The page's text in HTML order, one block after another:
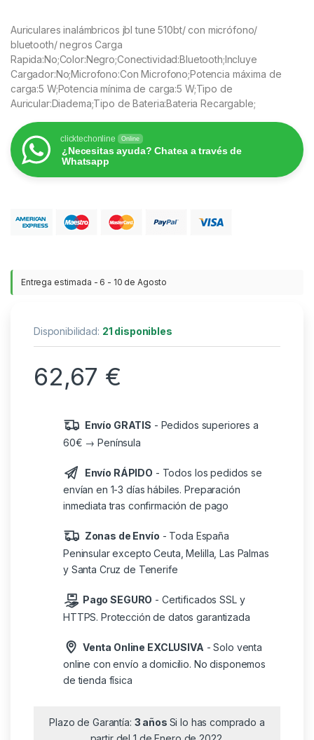
Auriculares inalámbricos jbl tune 510bt/ con micrófono/
bluetooth/ negros Carga
Rapida:No;Color:Negro;Conectividad:Bluetooth;Incluye
Cargador:No;Microfono:Con Microfono;Potencia máxima de
carga:5 W;Potencia mínima de carga:5 W;Tipo de
Auricular:Diadema;Tipo de Bateria:Bateria Recargable;
clicktechonline Online
¿Necesitas ayuda? Chatea a través de
Whatsapp
Entrega estimada - 6 - 10 de Agosto
Disponibilidad: 21 disponibles
62,67 €
Envío GRATIS - Pedidos superiores a
60€ → Península
Envío RÁPIDO - Todos los pedidos se
envían en 1-3 días hábiles. Preparación
inmediata tras confirmación de pago
Zonas de Envío - Toda España
Peninsular excepto Ceuta, Melilla, Las Palmas
y Santa Cruz de Tenerife
Pago SEGURO - Certificados SSL y
HTTPS. Protección de datos garantizada
Venta Online EXCLUSIVA - Solo venta
online con envío a domicilio. No disponemos
de tienda física
Plazo de Garantía: 3 años Si lo has comprado a